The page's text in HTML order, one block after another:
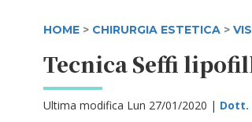
HOME > CHIRURGIA ESTETICA >
Tecnica Seffi
Ultima modifica Lun 27/01/2020 | Dott.